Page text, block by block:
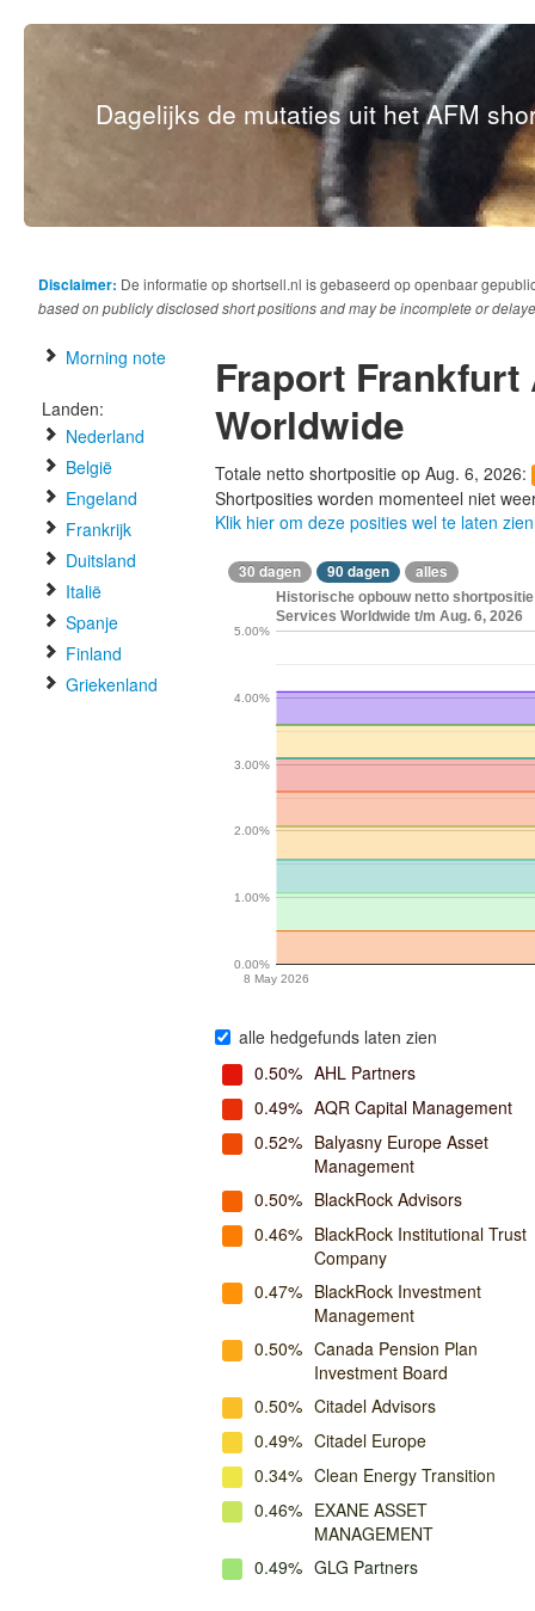
Dagelijks de mutaties uit het AFM
Disclaimer: De informatie op shortsell.nl is gebaseerd op openbaar
based on publicly disclosed short positions and may be incomplete or
Morning note
Landen:
Nederland
België
Engeland
Frankrijk
Duitsland
Italië
Spanje
Finland
Griekenland
Fraport
Worldwide
Totale netto shortpositie op Aug. 6, 2026:
Shortposities worden momenteel niet
Klik hier om deze posities wel te laten zien
30 dagen 90 dagen alles
Historische opbouw netto
Services Worldwide t/m Aug. 6, 2026
8 May 2026
0.00%
1.00%
2.00%
3.00%
4.00%
5.00%
alle hedgefunds laten zien
0.50% AHL Partners
0.49% AQR Capital Management
0.52% Balyasny Europe Asset
Management
0.50% BlackRock Advisors
0.46% BlackRock Institutional Trust
Company
0.47% BlackRock Investment
Management
0.50% Canada Pension Plan
Investment Board
0.50% Citadel Advisors
0.49% Citadel Europe
0.34% Clean Energy Transition
0.46% EXANE ASSET
MANAGEMENT
0.49% GLG Partners